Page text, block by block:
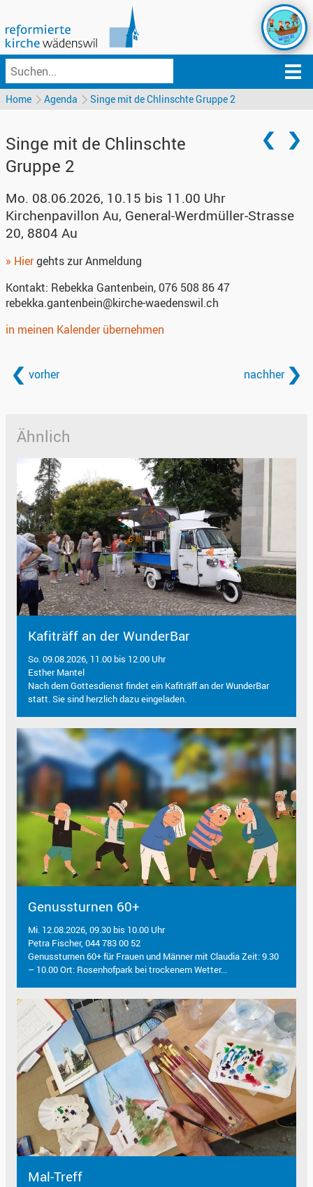
Home Agenda Singe mit de Chlinschte Gruppe 2
Singe mit de Chlinschte
Gruppe 2
Mo. 08.06.2026, 10.15 bis 11.00 Uhr
Kirchenpavillon Au, General-Werdmüller-Strasse
20, 8804 Au
» Hiergehts zur Anmeldung
Kontakt: Rebekka Gantenbein, 076 508 86 47‬
rebekka.gantenbein@kirche-waedenswil.ch
in meinen Kalender übernehmen
vorher nachher
Ähnlich
Kafiträff an der WunderBar
So. 09.08.2026, 11.00 bis 12.00 Uhr
Esther Mantel
Nach dem Gottesdienst findet ein Kafiträff an der WunderBar
statt. Sie sind herzlich dazu eingeladen.
Genussturnen 60+
Mi. 12.08.2026, 09.30 bis 10.00 Uhr
Petra Fischer, 044 783 00 52
Genussturnen 60+ für Frauen und Männer mit Claudia Zeit: 9.30
– 10.00 Ort: Rosenhofpark bei trockenem Wetter...
Mal-Treff